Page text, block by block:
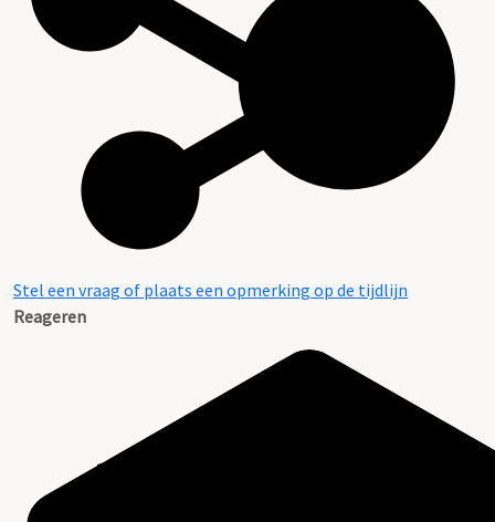
Stel een vraag of plaats een opmerking op de tijdlijn
Reageren